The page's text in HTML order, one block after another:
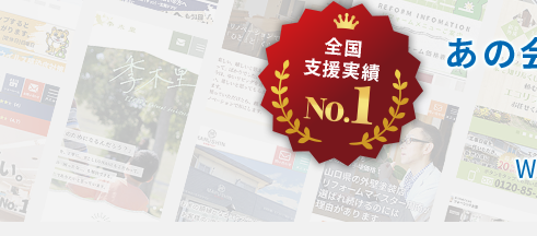
忙しくてもホームページ作成は可能？